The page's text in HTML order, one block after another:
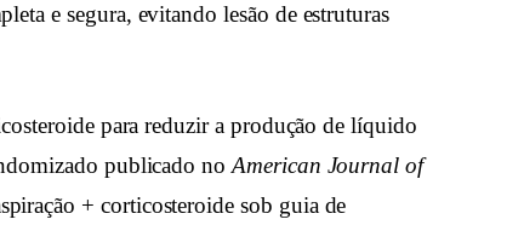
e segura, evitando lesão de estruturas
para reduzir a produção de líquido
publicado noAmerican Journal of
+ corticosteroide sob guia de